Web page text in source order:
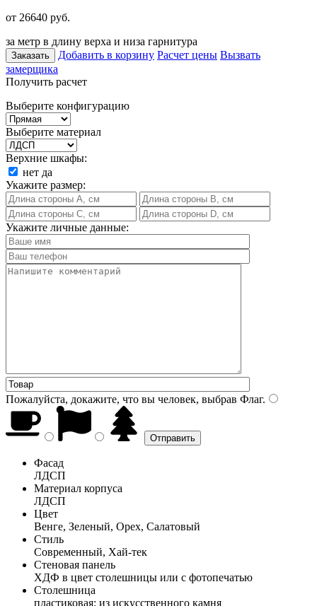
от 26640 руб.
за метр в длину верха и низа гарнитура
Заказать Добавить в корзину Расчет цены Вызвать
замерщика
Получить расчет
Выберите конфигурацию
Выберите материал
Верхние шкафы:
нет да
Укажите размер:
Укажите личные данные:
Пожалуйста, докажите, что вы человек, выбрав Флаг.
Фасад
ЛДСП
Материал корпуса
ЛДСП
Цвет
Венге, Зеленый, Орех, Салатовый
Стиль
Современный, Хай-тек
Стеновая панель
ХДФ в цвет столешницы или с фотопечатью
Столешница
пластиковая; из искусственного камня